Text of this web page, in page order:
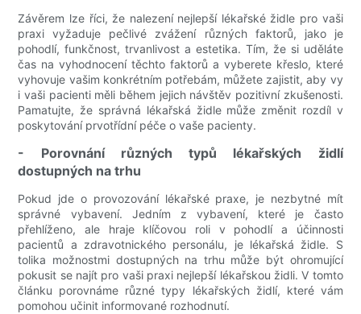
Závěrem lze říci, že nalezení nejlepší lékařské židle pro vaši
praxi vyžaduje pečlivé zvážení různých faktorů, jako je
pohodlí, funkčnost, trvanlivost a estetika. Tím, že si uděláte
čas na vyhodnocení těchto faktorů a vyberete křeslo, které
vyhovuje vašim konkrétním potřebám, můžete zajistit, aby vy
i vaši pacienti měli během jejich návštěv pozitivní zkušenosti.
Pamatujte, že správná lékařská židle může změnit rozdíl v
poskytování prvotřídní péče o vaše pacienty.
- Porovnání různých typů lékařských židlí
dostupných na trhu
Pokud jde o provozování lékařské praxe, je nezbytné mít
správné vybavení. Jedním z vybavení, které je často
přehlíženo, ale hraje klíčovou roli v pohodlí a účinnosti
pacientů a zdravotnického personálu, je lékařská židle. S
tolika možnostmi dostupných na trhu může být ohromující
pokusit se najít pro vaši praxi nejlepší lékařskou židli. V tomto
článku porovnáme různé typy lékařských židlí, které vám
pomohou učinit informované rozhodnutí.